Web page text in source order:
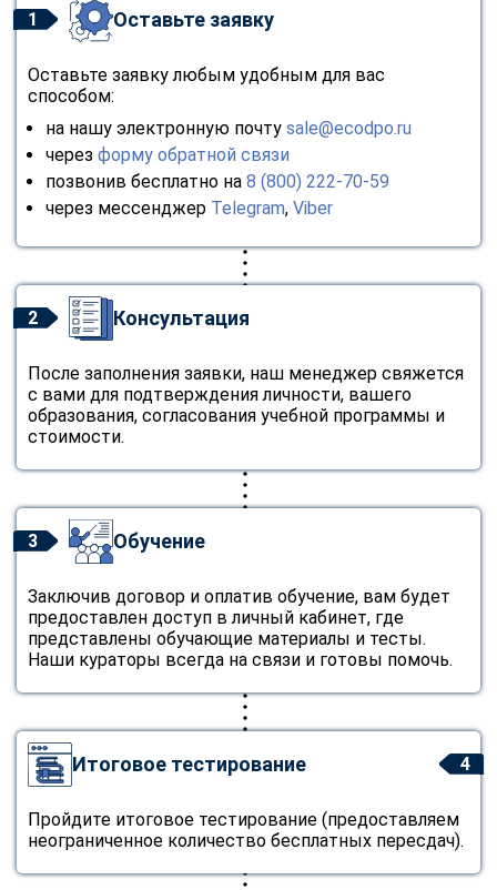
1 Оставьте заявку
Оставьте заявку любым удобным для вас
способом:
на нашу электронную почту sale@ecodpo.ru
через форму обратной связи
позвонив бесплатно на 8 (800) 222-70-59
через мессенджер Telegram, Viber
2 Консультация
После заполнения заявки, наш менеджер свяжется
с вами для подтверждения личности, вашего
образования, согласования учебной программы и
стоимости.
3 Обучение
Заключив договор и оплатив обучение, вам будет
предоставлен доступ в личный кабинет, где
представлены обучающие материалы и тесты.
Наши кураторы всегда на связи и готовы помочь.
4
Итоговое тестирование
Пройдите итоговое тестирование (предоставляем
неограниченное количество бесплатных пересдач).